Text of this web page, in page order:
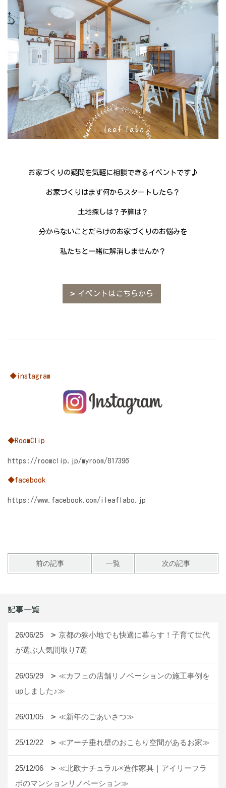
お家づくりの疑問を気軽に相談できるイベントです♪
お家づくりはまず何からスタートしたら？
土地探しは？予算は？
分からないことだらけのお家づくりのお悩みを
私たちと一緒に解消しませんか？
イベントはこちらから
◆instagram
◆RoomClip
https://roomclip.jp/myroom/817396
◆facebook
https://www.facebook.com/ileaflabo.jp
前の記事 一覧 次の記事
記事一覧
26/06/25
京都の狭小地でも快適に暮らす！子育て世代
が選ぶ人気間取り7選
26/05/29
≪カフェの店舗リノベーションの施工事例を
upしました♪≫
26/01/05 ≪新年のごあいさつ≫
25/12/22 ≪アーチ垂れ壁のおこもり空間があるお家≫
25/12/06
≪北欧ナチュラル×造作家具｜アイリーフラ
ボのマンションリノベーション≫